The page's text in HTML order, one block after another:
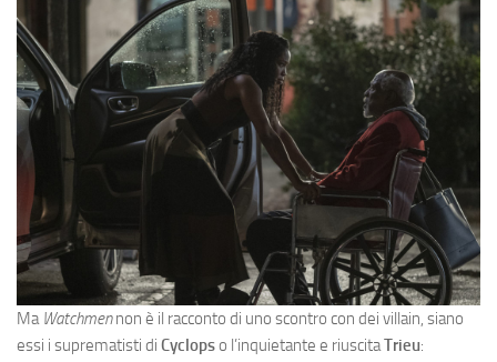
Ma Watchmennon è il racconto di uno scontro con dei villain, siano
essi i suprematisti di Cyclopso l’inquietante e riuscitaTrieu: